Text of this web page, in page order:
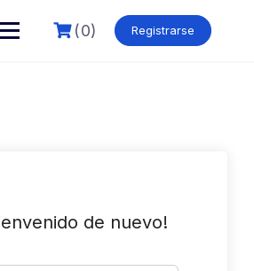
(0) Registrarse
de nuevo!